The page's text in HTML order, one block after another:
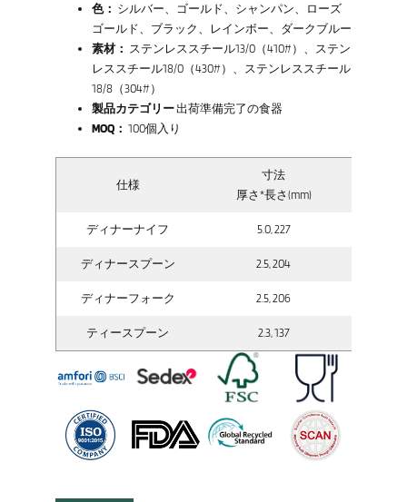
色： シルバー、ゴールド、シャンパン、ローズ
ゴールド、ブラック、レインボー、ダークブルー
素材： ステンレススチール13/0（410#）、ステン
レススチール18/0（430#）、ステンレススチール
18/8（304#）
製品カテゴリー出荷準備完了の食器
MOQ： 100個入り
仕様
寸法
厚さ*長さ(mm)
ディナーナイフ 5.0, 227
ディナースプーン 2.5, 204
ディナーフォーク 2.5, 206
ティースプーン 2.3, 137